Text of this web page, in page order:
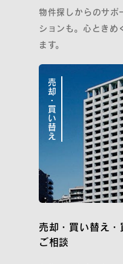
物件探しからのサポ
ションも。心ときめ
ます。
売却・買い替え
売却・買い替え・
ご相談